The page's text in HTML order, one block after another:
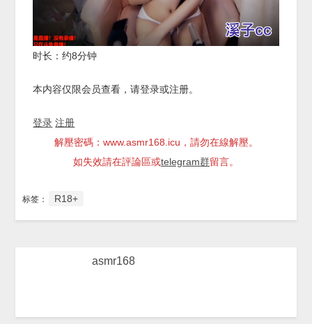
时长：约8分钟
本内容仅限会员查看，请登录或注册。
登录 注册
解壓密碼：www.asmr168.icu，請勿在線解壓。
如失效請在評論區或telegram群留言。
标签： R18+
asmr168